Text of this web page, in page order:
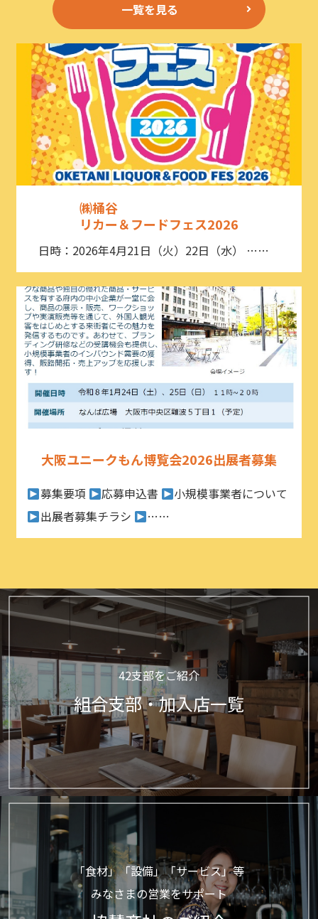
一覧を見る
㈱桶谷
リカー＆フードフェス2026
日時：2026年4月21日（火）22日（水） ……
大阪ユニークもん博覧会2026出展者募集
募集要項 応募申込書
小規模事業者について
出展者募集チラシ
……
42支部をご紹介
組合支部・加入店一覧
「食材」「設備」「サービス」等
みなさまの営業をサポート